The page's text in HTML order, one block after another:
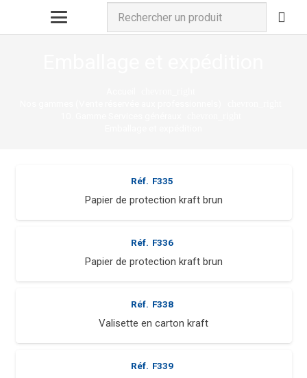
Réf. F335
Papier de protection kraft brun
Réf. F336
Papier de protection kraft brun
Réf. F338
Valisette en carton kraft
Réf. F339